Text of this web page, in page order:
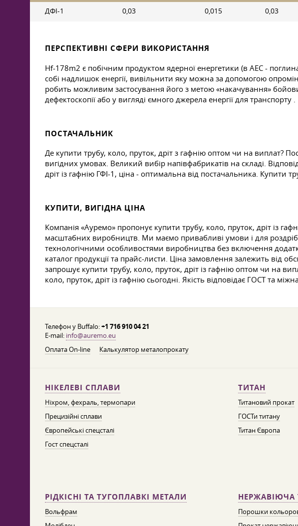
ДФІ-1 0,03 0,015 0,03
ПЕРСПЕКТИВНІ СФЕРИ ВИКОРИСТАННЯ
Hf-178m2 є побічним продуктом ядерної енергетики (в АЕС -
собі надлишок енергії, вивільнити яку можна за допомогою
робить можливим застосування його з метою «накачування»
дефектоскопії або у вигляді ємного джерела енергії для транспорту .
ПОСТАЧАЛЬНИК
Де купити трубу, коло, пруток, дріт з гафнію оптом чи на виплат?
вигідних умовах. Великий вибір напівфабрикатів на складі.
дріт із гафнію ГФІ-1, ціна - оптимальна від постачальника. Купити
КУПИТИ, ВИГІДНА ЦІНА
Компанія «Ауремо» пропонує купити трубу, коло, пруток, дріт із
масштабних виробництв. Ми маємо привабливі умови і для
технологічними особливостями виробництва без включення
каталог продукції та прайс-листи. Ціна замовлення залежить від
запрошує купити трубу, коло, пруток, дріт із гафнію оптом чи на
коло, пруток, дріт із гафнію сьогодні. Якість відповідає ГОСТ та
Телефон у Buffalo:+1 716 910 04 21
E-mail: info@auremo.eu
Оплата On-line
Калькулятор металопрокату
НІКЕЛЕВІ СПЛАВИ
Ніхром, фехраль, термопари
Прецизійні сплави
Європейські спецсталі
Гост спецсталі
ТИТАН
Титановий прокат
ГОСТи титану
Титан Європа
РІДКІСНІ ТА ТУГОПЛАВКІ МЕТАЛИ
Вольфрам
НЕРЖАВІЮЧА
Порошки